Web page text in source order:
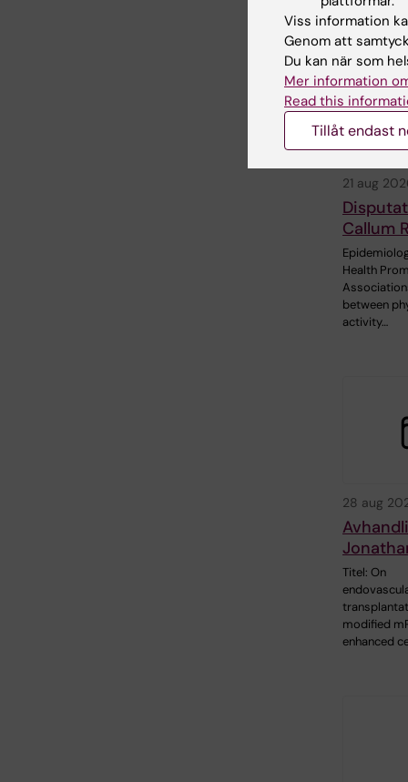
21 aug
Callum
Health
between
activity…
28 aug
Titel: On
modified
enhanced
Viss information
Genom att
Du kan när som
Mer information
Read this
Tillåt endast